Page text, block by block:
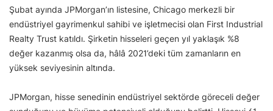
Şubat ayında JPMorgan’ın listesine, Chicago merkezli bir
endüstriyel gayrimenkul sahibi ve işletmecisi olan First Industrial
Realty Trust katıldı. Şirketin hisseleri geçen yıl yaklaşık %8
değer kazanmış olsa da, hâlâ 2021’deki tüm zamanların en
yüksek seviyesinin altında.
JPMorgan, hisse senedinin endüstriyel sektörde göreceli değer